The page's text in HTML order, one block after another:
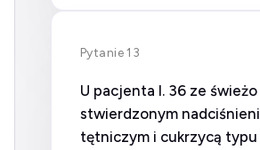
Pytanie 13
U pacjenta l. 36 ze świeżo
stwierdzonym
tętniczym i cukrzycą typu